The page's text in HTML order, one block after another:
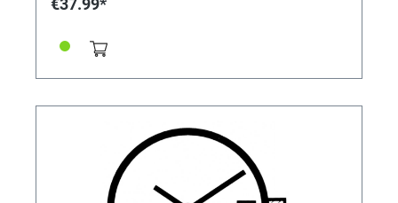
€37.99*